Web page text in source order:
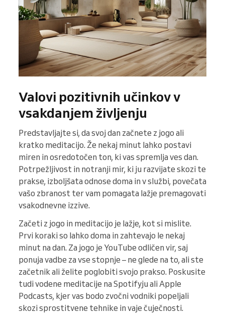
Valovi pozitivnih učinkov v
vsakdanjem življenju
Predstavljajte si, da svoj dan začnete z jogo ali
kratko meditacijo. Že nekaj minut lahko postavi
miren in osredotočen ton, ki vas spremlja ves dan.
Potrpežljivost in notranji mir, ki ju razvijate skozi te
prakse, izboljšata odnose doma in v službi, povečata
vašo zbranost ter vam pomagata lažje premagovati
vsakodnevne izzive.
Začeti z jogo in meditacijo je lažje, kot si mislite.
Prvi koraki so lahko doma in zahtevajo le nekaj
minut na dan. Za jogo je YouTube odličen vir, saj
ponuja vadbe za vse stopnje – ne glede na to, ali ste
začetnik ali želite poglobiti svojo prakso. Poskusite
tudi vodene meditacije na Spotifyju ali Apple
Podcasts, kjer vas bodo zvočni vodniki popeljali
skozi sprostitvene tehnike in vaje čuječnosti.